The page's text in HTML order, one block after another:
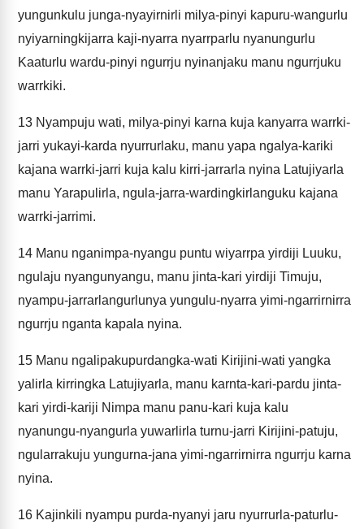
yungunkulu junga-nyayirnirli milya-pinyi kapuru-wangurlu
nyiyarningkijarra kaji-nyarra nyarrparlu nyanungurlu
Kaaturlu wardu-pinyi ngurrju nyinanjaku manu ngurrjuku
warrkiki.
13 Nyampuju wati, milya-pinyi karna kuja kanyarra warrki-
jarri yukayi-karda nyurrurlaku, manu yapa ngalya-kariki
kajana warrki-jarri kuja kalu kirri-jarrarla nyina Latujiyarla
manu Yarapulirla, ngula-jarra-wardingkirlanguku kajana
warrki-jarrimi.
14 Manu nganimpa-nyangu puntu wiyarrpa yirdiji Luuku,
ngulaju nyangunyangu, manu jinta-kari yirdiji Timuju,
nyampu-jarrarlangurlunya yungulu-nyarra yimi-ngarrirnirra
ngurrju nganta kapala nyina.
15 Manu ngalipakupurdangka-wati Kirijini-wati yangka
yalirla kirringka Latujiyarla, manu karnta-kari-pardu jinta-
kari yirdi-kariji Nimpa manu panu-kari kuja kalu
nyanungu-nyangurla yuwarlirla turnu-jarri Kirijini-patuju,
ngularrakuju yungurna-jana yimi-ngarrirnirra ngurrju karna
nyina.
16 Kajinkili nyampu purda-nyanyi jaru nyurrurla-paturlu-